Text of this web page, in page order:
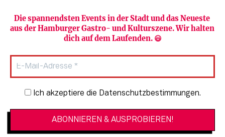
Die spannendsten Events in der Stadt und das Neueste
aus der Hamburger Gastro- und Kulturszene. Wir halten
dich auf dem Laufenden. 😃
Newsletter-Anmeldung
Ich akzeptiere die Datenschutzbestimmungen.
Newsletter abonnieren
HAMBURG PUR